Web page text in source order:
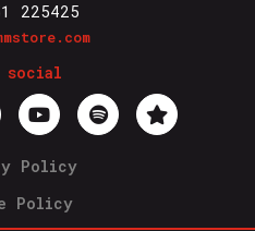
225425
Policy
Policy